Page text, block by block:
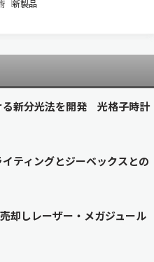
たと発表した（製品ペー
過酷な環境下で高いバンド幅
新製品
る新分光法を開発 光格子時計
ティングとジーベックスとの
却しレーザー・メガジュール